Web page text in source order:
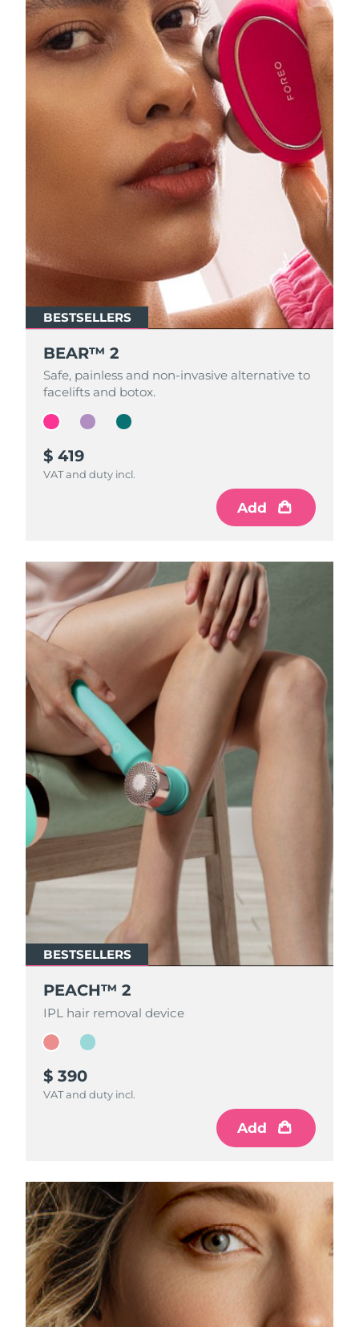
BESTSELLERS
BEAR™ 2
Safe, painless and non-invasive alternative to
facelifts and botox.
$ 419
VAT and duty incl.
Add
BESTSELLERS
BEAR™ 2
Safe, painless and non-invasive alternative to
facelifts and botox.
$ 399
VAT and duty incl.
Add
BESTSELLERS
BEAR™ 2
Safe, painless and non-invasive alternative to
facelifts and botox.
$ 409
VAT and duty incl.
Add
BESTSELLERS
PEACH™ 2
IPL hair removal device
$ 390
VAT and duty incl.
Add
BESTSELLERS
PEACH™ 2
IPL hair removal device
$ 390
VAT and duty incl.
Add
LUNA™ 4 套裝
Anti-aging massage
LUNA™ 4 Plus
Massage, LED heating
LUNA™ 4 Men
For men, anti-aging massage
LUNA™ 4 mini
For young skin, T-zone
For travel or gym bag
LUNA™護膚
All facial cleansing devices
BEAR™ 2 套裝
Microcurrent toning
BEAR™ 2 go
Microcurrent toning on-the-go
BEAR™ 2 eyes & lips
Microcurrent line smoothing device
面部提拉護理
Premium anti-aging skincare
All premium facelift devices
UFO™ 3 套裝
Deep facial hydration
UFO™ 3 LED
Near-infrared and red light therapy
UFO™ 3 mini
Red light therapy device for young skin
UFO™ 3 go
Portable red light therapy
口腔護理
issa™ 4
Hybrid silicone sonic toothbrush
issa™ 4 plus
Smart hybrid silicone sonic toothbrush
issa™ 4 smile
Hybrid silicone sonic toothbrush
issa™ 4 baby
For ages 0-3
issa™ Teeth Whitening Set
FAQ™ 抗老護理
Clinical anti-aging
FAQ™ 102
Advanced clinical anti-aging
FAQ™ 103
FAQ™ P1 Primer
Manuka honey primer
FAQ™護膚品
All FAQ™ skincare
FAQ™產品
All anti-aging treatments
LED 護理
NEW
FAQ™ 201
LED mask
FAQ™ 202
LED mask
FAQ™ 211
Anti-aging LED hand mask
FAQ™護膚品
All FAQ™ skincare
FAQ™產品
All LED treatments
生髮
FAQ™ 301
LED hair strengthening scalp massager
FAQ™ Scalp Serum
FAQ™產品
All hair treatments
肌膚年輕化
NEW
FAQ™ 501
Full-Spectrum Red Light Therapy
FAQ™ 502
FAQ™ Red Light Serum
FAQ™ skincare
All FAQ™ skincare
FAQ™ products
All toning treatments
保健品
NEW
專業治療
脫毛
PEACH™ 2 Pro Max
Professional IPL hair removal device
PEACH™ 2
IPL hair removal
PEACH™ 2 go
Travel-friendly IPL hair removal
PEACH™ Cooling Prep Gel
Cooling IPL hair removal gel
身體護理
BEAR™ 2 body
Microcurrent body toning
LUNA™ 4 body
Massaging body brush
SUPERCHARGED™ serum
Firming body serum
ESPADA™ 2 plus
Recurring acne LED therapy
ESPADA™ 2
Acne treatment device
ESPADA™ Blemish Solution
Concentrated acne gel
ESPADA™ 設備
All acne treatment devices
眼部護理
BEAR™ 2 eyes & lips
Microcurrent line smoothing device
IRIS™ 2
Rejuvenating eye massager
眼部護膚
Advanced eye care treatment
眼部護理設備
All revitalizing eye massagers
毛孔護理
KIWI™ derma
Diamond microdermabrasion .
KIWI™
Blackhead remover
KIWI™ 皮肤护理
Advanced pore care essentials
LUNA™ 4 hair
2-in-1 LED scalp massager
FLIP™ play advanced
LED light hairbrush
LUNA™ Dual-Peptide Scalp
Serum
牙齒美白
NEW
issa™ Teeth Whitening Set
Dual LED + sonic device & 18% PAP gel
issa™ Teeth Whitening Gel
18% PAP
更多的
護膚品
全部購買
關於我們
百慕達 預計送達日期8/15/26
波士尼亞與赫塞哥維納 預計送達日期 8/12/26
汶萊 預計送達日期8/14/26
預計送達日期 8/9/26
預計送達日期8/13/26
預計送達日期8/13/26
中國 預計送達日期8/9/26
預計送達日期8/13/26
克羅埃西亞 預計送達日期8/9/26
賽普勒斯
愛沙尼亞
預計送達日期 8/9/26
法屬玻里尼西亞 預計送達日期
德國 預計送達日期
直布羅陀 預計送達日期 8/13/26
希臘 預計送達日期
中國香港特別行政區 預計送達日期
匈牙利 預計送達日期
冰島 預計送達日期
預計送達日期 8/7/26
愛爾蘭 預計送達日期 8/9/26
預計送達日期
以色列 預計送達日期8/13/26
義大利
日本
澤西島
預計送達日期 8/11/26
拉脫維亞 預計送達日期 8/9/26
黎巴嫩 預計送達日期
立陶宛 預計送達日期
盧森堡